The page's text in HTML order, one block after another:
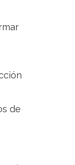
de